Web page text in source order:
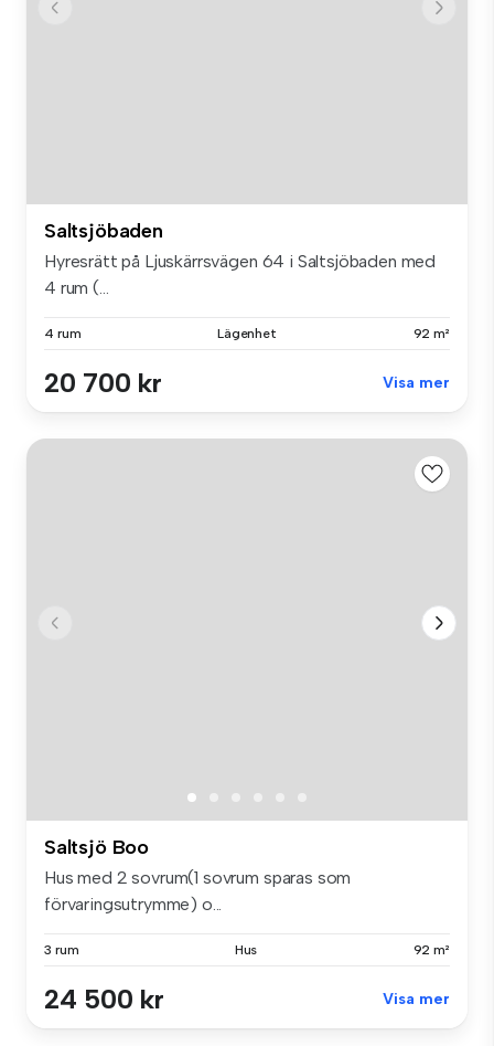
Saltsjöbaden
Hyresrätt på Ljuskärrsvägen 64 i Saltsjöbaden med
4 rum (...
4 rum Lägenhet 92 m²
20 700 kr Visa mer
Saltsjö Boo
Hus med 2 sovrum(1 sovrum sparas som
förvaringsutrymme) o...
3 rum Hus 92 m²
24 500 kr Visa mer